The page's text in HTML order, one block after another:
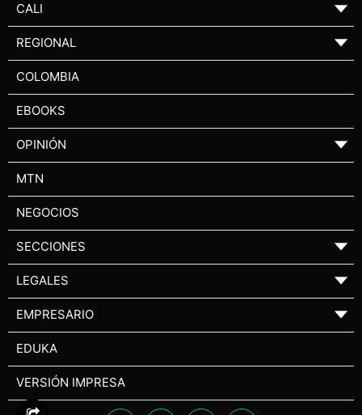
CALI ▼
REGIONAL ▼
COLOMBIA
EBOOKS
OPINIÓN ▼
MTN
NEGOCIOS
SECCIONES ▼
LEGALES ▼
EMPRESARIO ▼
EDUKA
VERSIÓN IMPRESA